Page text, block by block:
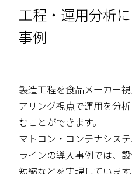
工程・運用分析
事例
製造工程を食品メーカー
アリング視点で運用を分
むことができます。
マトコン・コンテナシス
ラインの導入事例では、
短縮などを実現しています